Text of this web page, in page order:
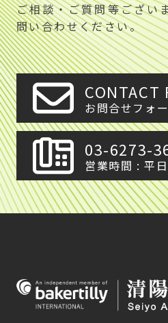
ご相談・ご質問等ござい
問い合わせください。
CONTACT
お問合せフォ
03-6273-
営業時間 : 平